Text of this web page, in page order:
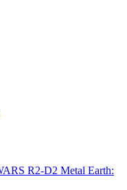
Metal Earth: